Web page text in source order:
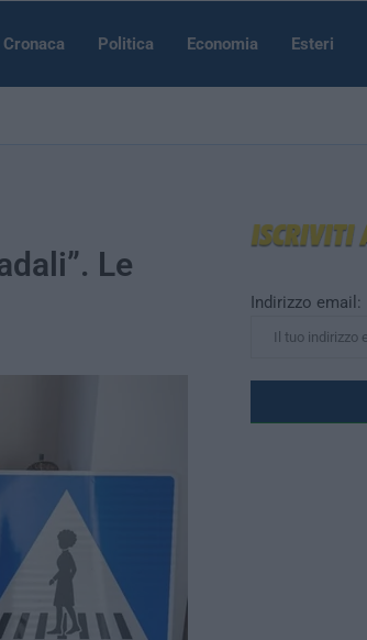
Cronaca Politica Economia Esteri
Le
Indirizzo email: